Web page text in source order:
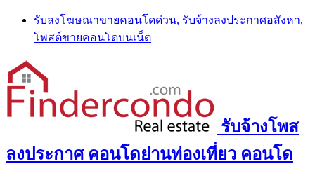
Skip
content
รับลงโฆษณาขายคอนโดด่วน, รับจ้างลงประกาศอสังหา,
โพสต์ขายคอนโดบนเน็ต
รับจ้างโพส
ลงประกาศ คอนโดย่านท่องเที่ยว คอนโด